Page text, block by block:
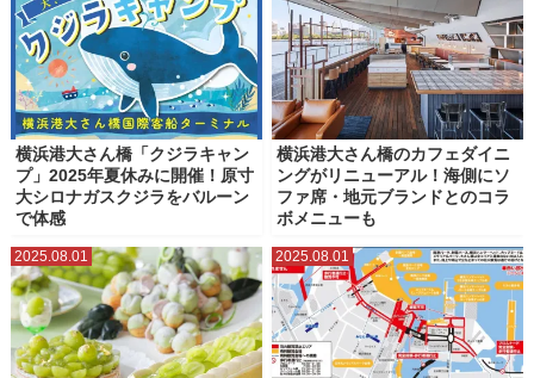
横浜港大さん橋「クジラキャン
プ」2025年夏休みに開催！原寸
大シロナガスクジラをバルーン
で体感
横浜港大さん橋のカフェダイニ
ングがリニューアル！海側にソ
ファ席・地元ブランドとのコラ
ボメニューも
2025.08.01 2025.08.01